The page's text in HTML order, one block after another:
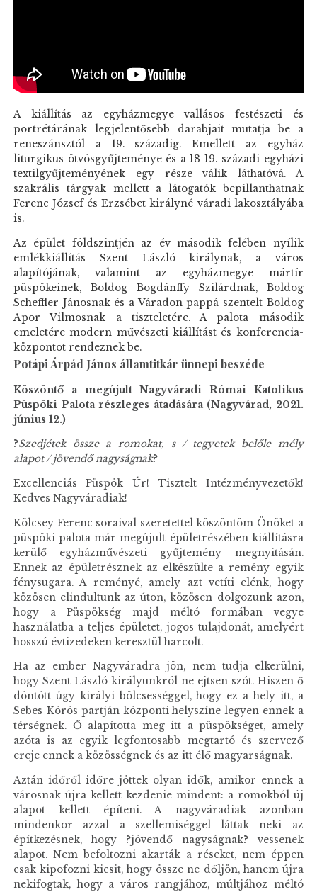
A kiállítás az egyházmegye vallásos festészeti és
portrétárának legjelentősebb darabjait mutatja be a
reneszánsztól a 19. századig. Emellett az egyház
liturgikus ötvösgyűjteménye és a 18-19. századi egyházi
textilgyűjteményének egy része válik láthatóvá. A
szakrális tárgyak mellett a látogatók bepillanthatnak
Ferenc József és Erzsébet királyné váradi lakosztályába
is.
Az épület földszintjén az év második felében nyílik
emlékkiállítás Szent László királynak, a város
alapítójának, valamint az egyházmegye mártír
püspökeinek, Boldog Bogdánffy Szilárdnak, Boldog
Scheffler Jánosnak és a Váradon pappá szentelt Boldog
Apor Vilmosnak a tiszteletére. A palota második
emeletére modern művészeti kiállítást és konferencia-
központot rendeznek be.
Potápi Árpád János államtitkár ünnepi beszéde
Köszöntő a megújult Nagyváradi Római Katolikus
Püspöki Palota részleges átadására (Nagyvárad, 2021.
június 12.)
?Szedjétek össze a romokat, s / tegyetek belőle mély
alapot / jövendő nagyságnak?
Excellenciás Püspök Úr! Tisztelt Intézményvezetők!
Kedves Nagyváradiak!
Kölcsey Ferenc soraival szeretettel köszöntöm Önöket a
püspöki palota már megújult épületrészében kiállításra
kerülő egyházművészeti gyűjtemény megnyitásán.
Ennek az épületrésznek az elkészülte a remény egyik
fénysugara. A reményé, amely azt vetíti elénk, hogy
közösen elindultunk az úton, közösen dolgozunk azon,
hogy a Püspökség majd méltó formában vegye
használatba a teljes épületet, jogos tulajdonát, amelyért
hosszú évtizedeken keresztül harcolt.
Ha az ember Nagyváradra jön, nem tudja elkerülni,
hogy Szent László királyunkról ne ejtsen szót. Hiszen ő
döntött úgy királyi bölcsességgel, hogy ez a hely itt, a
Sebes-Körös partján központi helyszíne legyen ennek a
térségnek. Ő alapította meg itt a püspökséget, amely
azóta is az egyik legfontosabb megtartó és szervező
ereje ennek a közösségnek és az itt élő magyarságnak.
Aztán időről időre jöttek olyan idők, amikor ennek a
városnak újra kellett kezdenie mindent: a romokból új
alapot kellett építeni. A nagyváradiak azonban
mindenkor azzal a szellemiséggel láttak neki az
építkezésnek, hogy ?jövendő nagyságnak? vessenek
alapot. Nem befoltozni akarták a réseket, nem éppen
csak kipofozni kicsit, hogy össze ne dőljön, hanem újra
nekifogtak, hogy a város rangjához, múltjához méltó